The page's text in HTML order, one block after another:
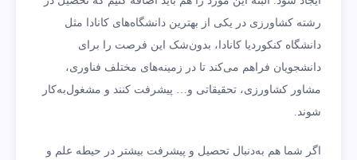
رشته کشاورزی در یکی از بهترین دانشگاه‌های کانادا مثل
دانشگاه کنکوردیا کانادا، بدون‌شک این فرصت را برای
دانشجویان فراهم می‌کند تا در زمینه‌های مختلف فناوری،
مشاور کشاورزی، تحقیقاتی و… پیشرفت کنند و مشغول‌به‌کار
شوند.
اگر شما هم به‌دنبال تحصیل و پیشرفت بیشتر در حیطه علم و